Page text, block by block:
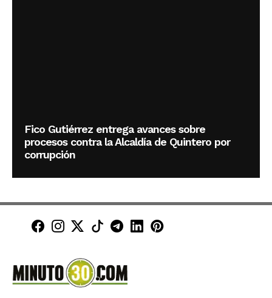
Fico Gutiérrez entrega avances sobre
procesos contra la Alcaldía de Quintero por
corrupción
Minuto30 en Facebook
Minuto30 en Instagram
Minuto30 en X (Twitter)
Minuto30 en TikTok
Canal de Minuto30 en
Minuto30 en LinkedIn
Minuto30 en